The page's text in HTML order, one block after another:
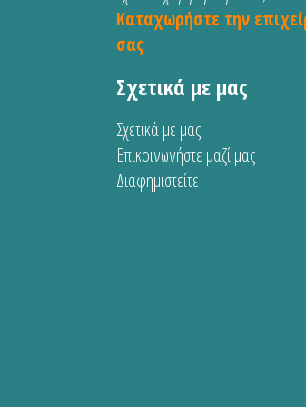
Καταχωρήστε την
σας
Σχετικά με μας
Σχετικά με μας
Επικοινωνήστε μαζί μας
Διαφημιστείτε